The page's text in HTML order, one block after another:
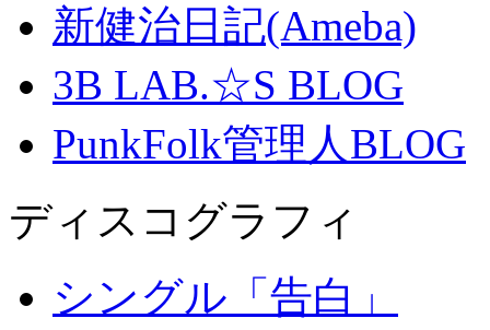
新健治日記(Ameba)
3B LAB.☆S BLOG
PunkFolk管理人BLOG
ディスコグラフィ
シングル「告白」